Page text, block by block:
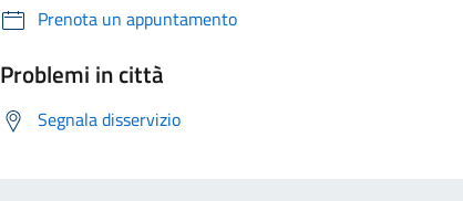
Prenota un appuntamento
Problemi in città
Segnala disservizio